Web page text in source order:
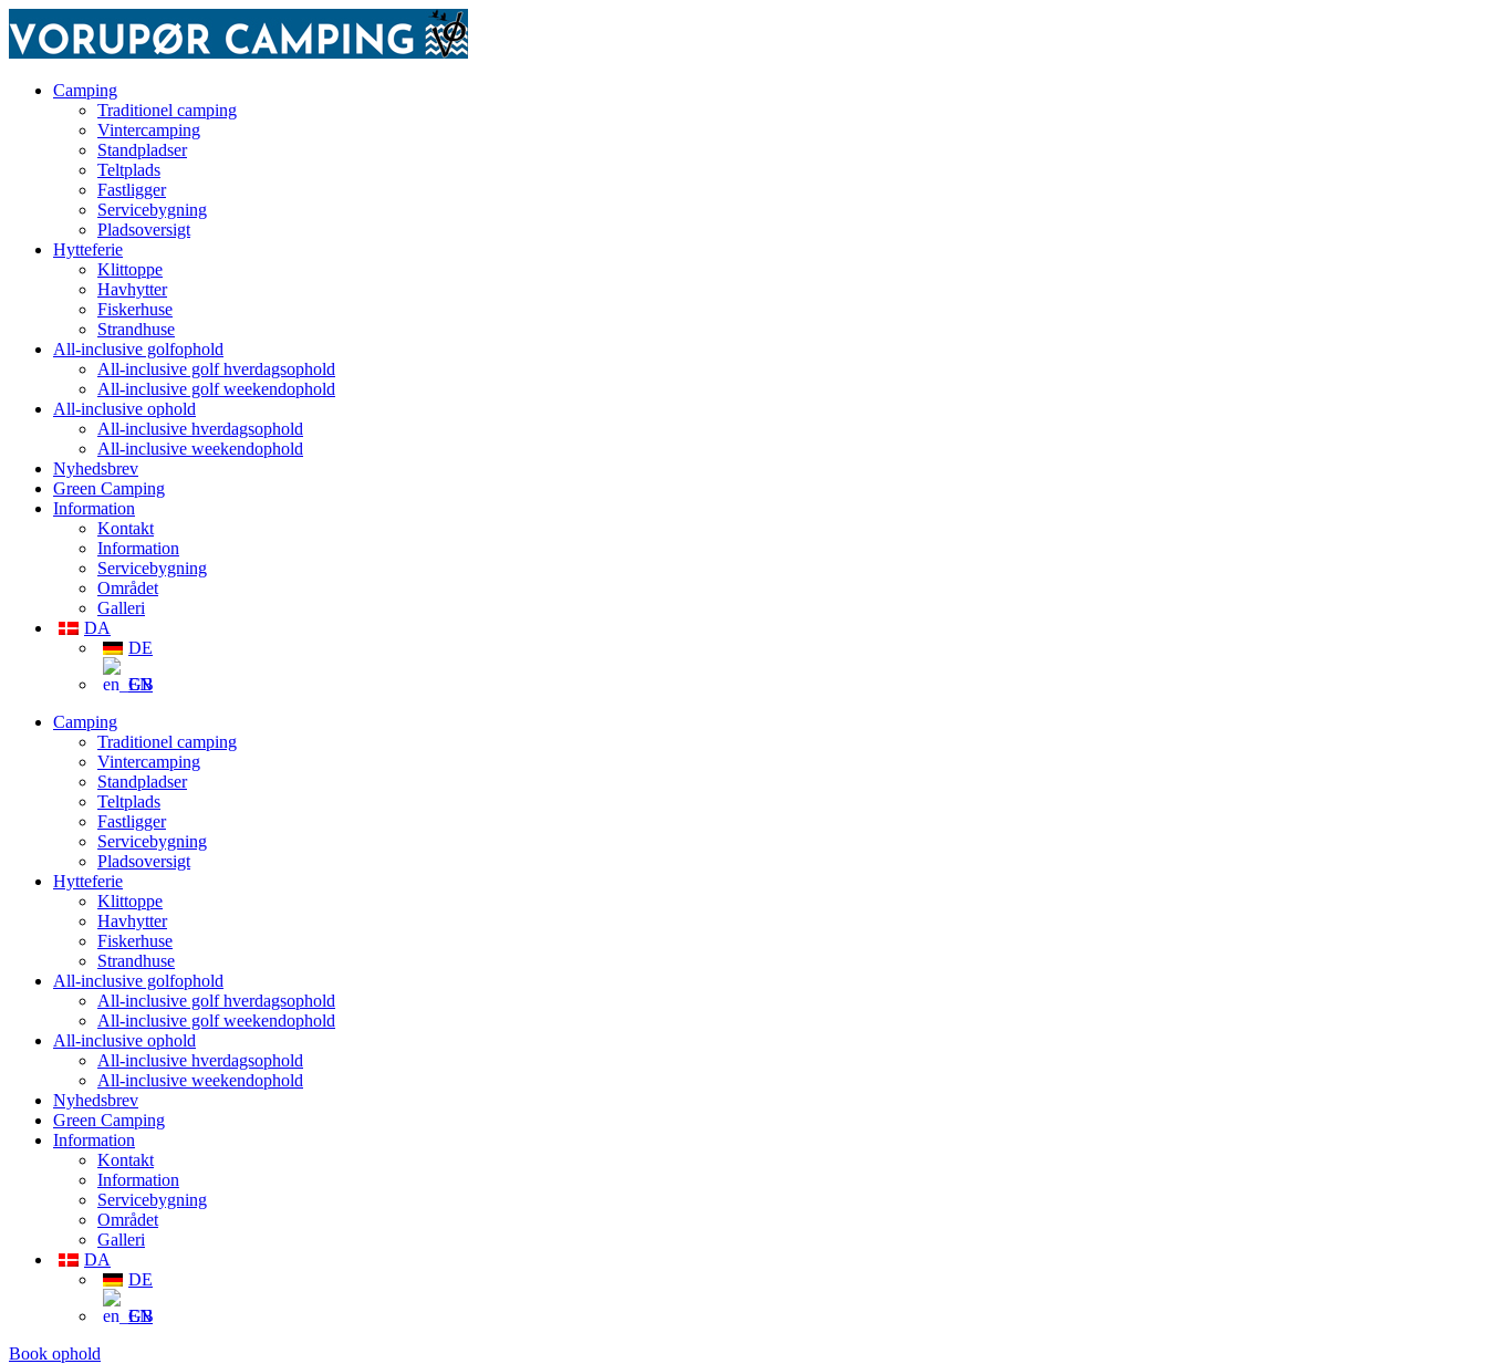
Camping
Traditionel camping
Vintercamping
Standpladser
Teltplads
Fastligger
Servicebygning
Pladsoversigt
Hytteferie
Klittoppe
Havhytter
Fiskerhuse
Strandhuse
All-inclusive golfophold
All-inclusive golf hverdagsophold
All-inclusive golf weekendophold
All-inclusive ophold
All-inclusive hverdagsophold
All-inclusive weekendophold
Nyhedsbrev
Green Camping
Information
Kontakt
Information
Servicebygning
Området
Galleri
DA
DE
EN
Camping
Traditionel camping
Vintercamping
Standpladser
Teltplads
Fastligger
Servicebygning
Pladsoversigt
Hytteferie
Klittoppe
Havhytter
Fiskerhuse
Strandhuse
All-inclusive golfophold
All-inclusive golf hverdagsophold
All-inclusive golf weekendophold
All-inclusive ophold
All-inclusive hverdagsophold
All-inclusive weekendophold
Nyhedsbrev
Green Camping
Information
Kontakt
Information
Servicebygning
Området
Galleri
DA
DE
EN
Book ophold